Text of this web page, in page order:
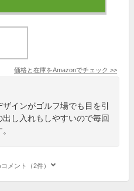
価格と在庫をAmazonでチェック >>
インがゴルフ場でも目を引
し入れもしやすいので毎回
メント（2件）